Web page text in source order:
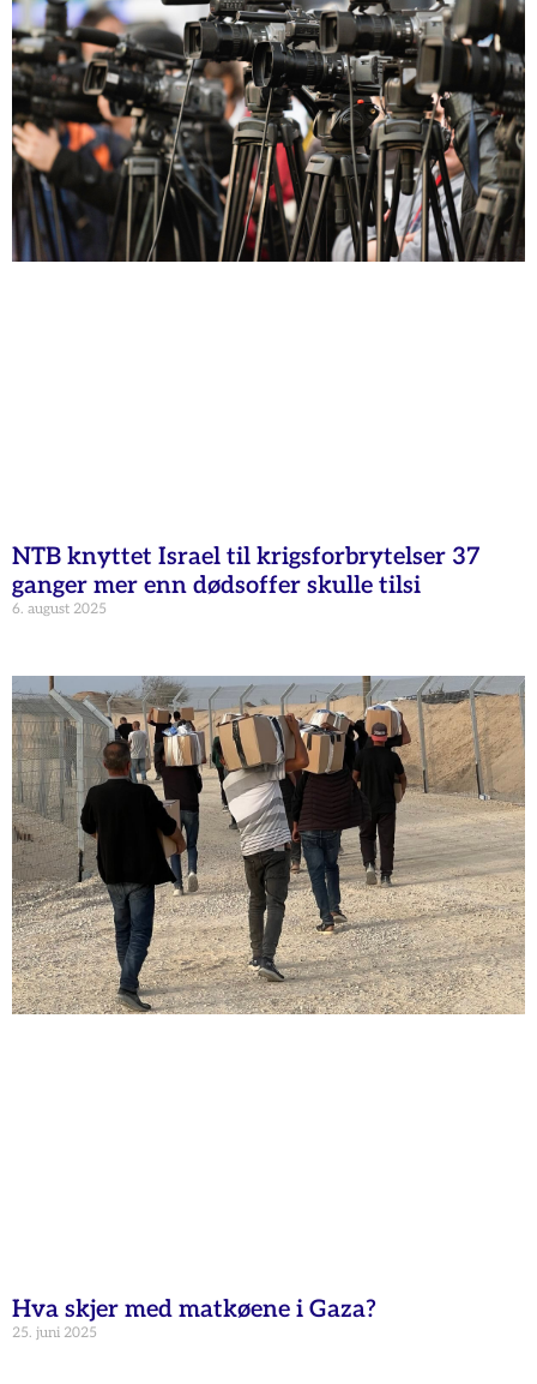
NTB knyttet Israel til krigsforbrytelser 37
ganger mer enn dødsoffer skulle tilsi
6. august 2025
Hva skjer med matkøene i Gaza?
25. juni 2025